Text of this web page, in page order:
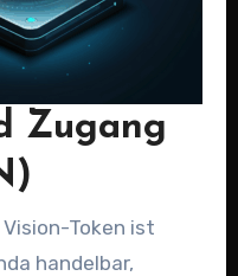
Zugang
Vision-Token ist
handelbar,